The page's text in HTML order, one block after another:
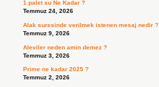
1 palet su Ne Kadar ?
Temmuz 24, 2026
Alak suresinde verilmek istenen mesaj nedir ?
Temmuz 9, 2026
Aleviler neden amin demez ?
Temmuz 3, 2026
Prime ne kadar 2025 ?
Temmuz 2, 2026